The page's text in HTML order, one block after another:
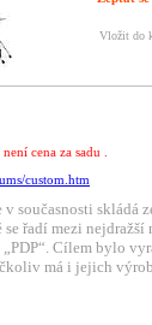
Vložit do
cena za sadu .
custom.htm
v současnosti skládá
řadí mezi nejdražší
Cílem bylo
má i jejich